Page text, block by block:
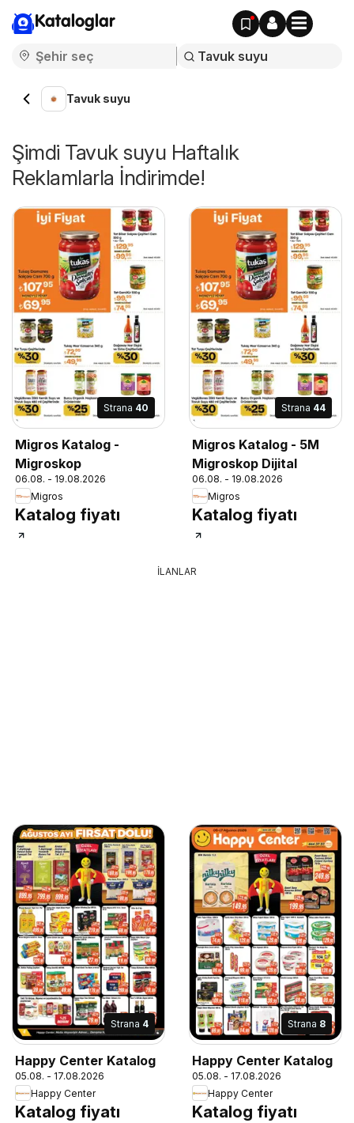
Kataloglar
Tavuk suyu
Şimdi Tavuk suyu Haftalık
Reklamlarla İndirimde!
Strana 40
Migros Katalog -
Migroskop
06.08. - 19.08.2026
Migros
Katalog fiyatı
Strana 44
Migros Katalog - 5M
Migroskop Dijital
06.08. - 19.08.2026
Migros
Katalog fiyatı
İLANLAR
Strana 4
Happy Center Katalog
05.08. - 17.08.2026
Happy Center
Katalog fiyatı
Strana 8
Happy Center Katalog
05.08. - 17.08.2026
Happy Center
Katalog fiyatı